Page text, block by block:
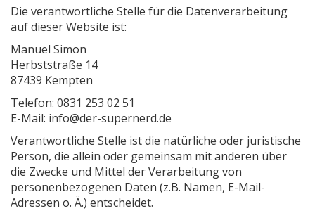
Die verantwortliche Stelle für die Datenverarbeitung
auf dieser Website ist:
Manuel Simon
Herbststraße 14
87439 Kempten
Telefon: 0831 253 02 51
E-Mail: info@der-supernerd.de
Verantwortliche Stelle ist die natürliche oder juristische
Person, die allein oder gemeinsam mit anderen über
die Zwecke und Mittel der Verarbeitung von
personenbezogenen Daten (z.B. Namen, E-Mail-
Adressen o. Ä.) entscheidet.